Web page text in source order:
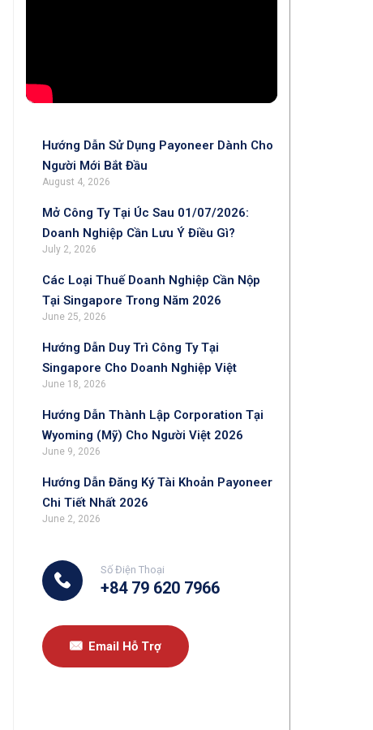
Hướng Dẫn Sử Dụng Payoneer Dành Cho
Người Mới Bắt Đầu
August 4, 2026
Mở Công Ty Tại Úc Sau 01/07/2026:
Doanh Nghiệp Cần Lưu Ý Điều Gì?
July 2, 2026
Các Loại Thuế Doanh Nghiệp Cần Nộp
Tại Singapore Trong Năm 2026
June 25, 2026
Hướng Dẫn Duy Trì Công Ty Tại
Singapore Cho Doanh Nghiệp Việt
June 18, 2026
Hướng Dẫn Thành Lập Corporation Tại
Wyoming (Mỹ) Cho Người Việt 2026
June 9, 2026
Hướng Dẫn Đăng Ký Tài Khoản Payoneer
Chi Tiết Nhất 2026
June 2, 2026
Số Điện Thoại
+84 79 620 7966
Email Hỗ Trợ